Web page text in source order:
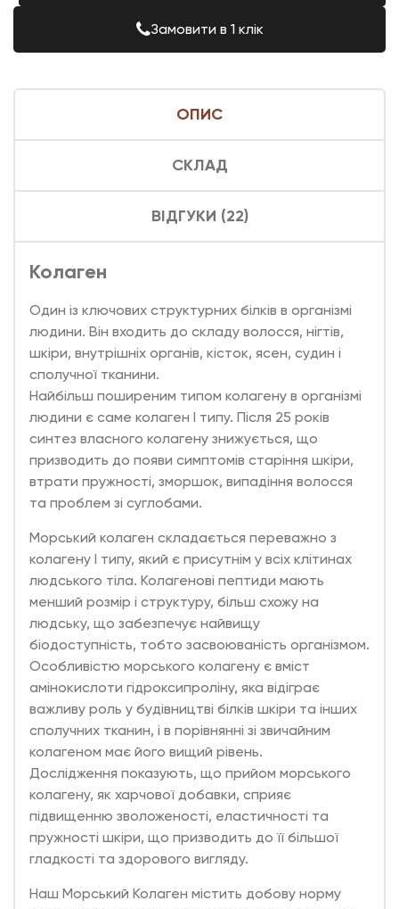
Замовити в 1 клік
ОПИС
ВІДГУКИ (22)
СКЛАД
Колаген
Один із ключових структурних білків в організмі
людини. Він входить до складу волосся, нігтів,
шкіри, внутрішніх органів, кісток, ясен, судин і
сполучної тканини.
Найбільш поширеним типом колагену в організмі
людини є саме колаген I типу. Після 25 років
синтез власного колагену знижується, що
призводить до появи симптомів старіння шкіри,
втрати пружності, зморшок, випадіння волосся
та проблем зі суглобами.
Морський колаген складається переважно з
колагену I типу, який є присутнім у всіх клітинах
людського тіла. Колагенові пептиди мають
менший розмір і структуру, більш схожу на
людську, що забезпечує найвищу
біодоступність, тобто засвоюваність організмом.
Особливістю морського колагену є вміст
амінокислоти гідроксипроліну, яка відіграє
важливу роль у будівництві білків шкіри та інших
сполучних тканин, і в порівнянні зі звичайним
колагеном має його вищий рівень.
Дослідження показують, що прийом морського
колагену, як харчової добавки, сприяє
підвищенню зволоженості, еластичності та
пружності шкіри, що призводить до її більшої
гладкості та здорового вигляду.
Наш Морський Колаген містить добову норму